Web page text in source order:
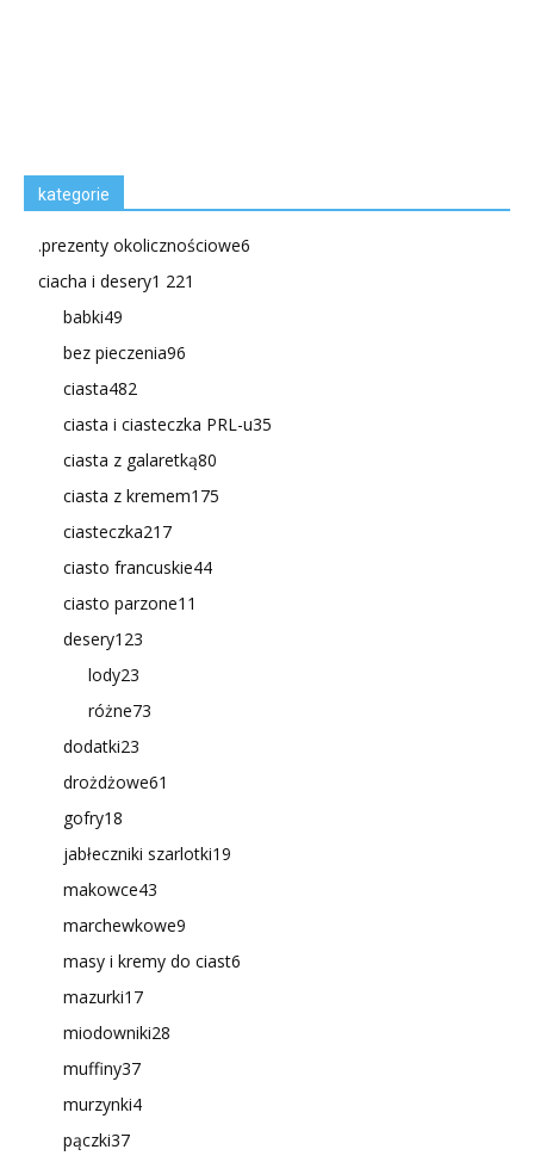
kategorie
.prezenty okolicznościowe6
ciacha i desery1 221
babki49
bez pieczenia96
ciasta482
ciasta i ciasteczka PRL-u35
ciasta z galaretką80
ciasta z kremem175
ciasteczka217
ciasto francuskie44
ciasto parzone11
desery123
lody23
różne73
dodatki23
drożdżowe61
gofry18
jabłeczniki szarlotki19
makowce43
marchewkowe9
masy i kremy do ciast6
mazurki17
miodowniki28
muffiny37
murzynki4
pączki37